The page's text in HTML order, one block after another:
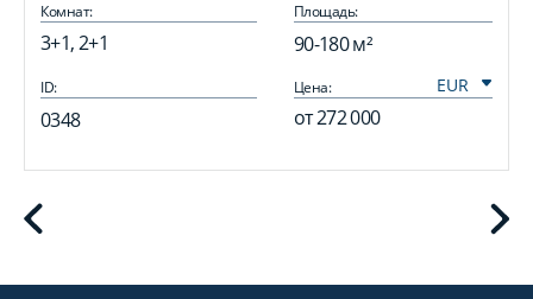
Комнат:
3+1, 2+1
Площадь:
90-180 м²
ID:
0348
Цена:
от272 000